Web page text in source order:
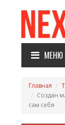
МЕНЮ
Главная
Создан
сам себя